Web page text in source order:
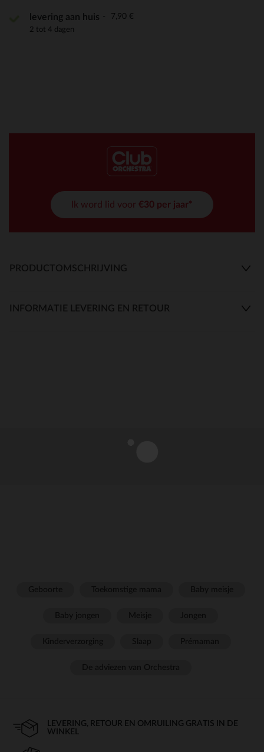
levering aan huis 7,90 €
2 tot 4 dagen
Ik word lid voor €30 per jaar*
PRODUCTOMSCHRIJVING
INFORMATIE LEVERING EN RETOUR
LEVERING, RETOUR EN OMRUILING GRATIS IN DE
WINKEL